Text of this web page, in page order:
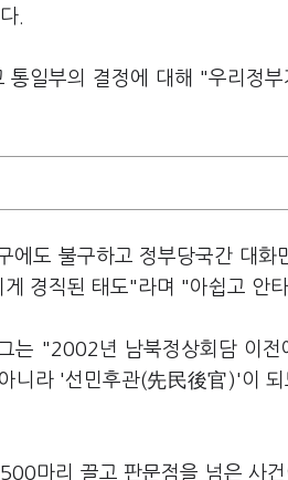
.
일부의 결정에 대해 "우리정
도 불구하고 정부당국간 대화
경직된 태도"라며 "아쉽고 안
는 "2002년 남북정상회담 이
라 '선민후관(先民後官)'이 되
마리 끌고 판문점을 넘은 사